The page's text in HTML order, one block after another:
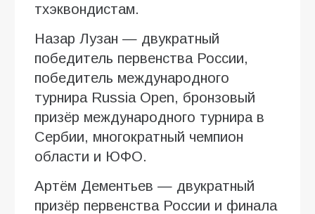
тхэквондистам.
Назар Лузан — двукратный
победитель первенства России,
победитель международного
турнира Russia Open, бронзовый
призёр международного турнира в
Сербии, многократный чемпион
области и ЮФО.
Артём Дементьев — двукратный
призёр первенства России и финала